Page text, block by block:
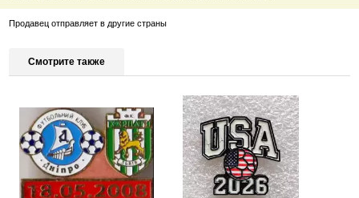
Продавец отправляет в другие страны
Смотрите также